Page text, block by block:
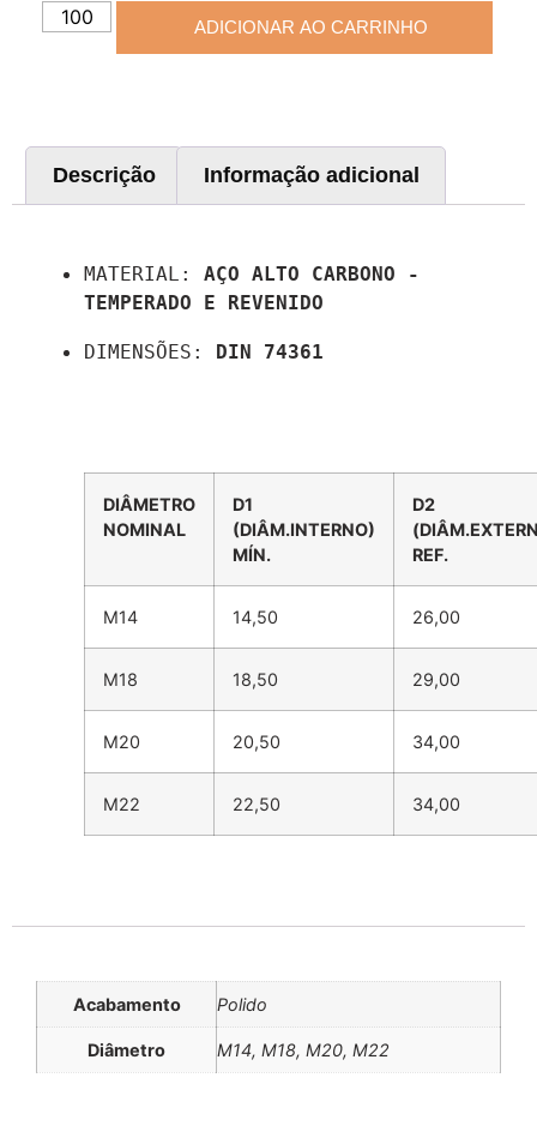
ADICIONAR AO CARRINHO
Descrição Informação adicional
MATERIAL: AÇO ALTO CARBONO -
TEMPERADO E REVENIDO
DIMENSÕES: DIN 74361
DIÂMETRO
NOMINAL
D1
(DIÂM.INTERNO)
MÍN.
D2
REF.
M14 14,50 26,00
M18 18,50 29,00
M20 20,50 34,00
M22 22,50 34,00
Acabamento Polido
Diâmetro M14, M18, M20, M22